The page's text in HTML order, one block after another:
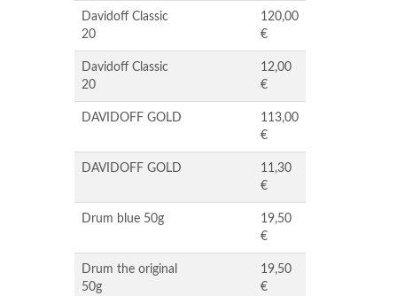
Davidoff Classic
20
120,00
€
Davidoff Classic
20
12,00
€
DAVIDOFF GOLD
113,00
€
DAVIDOFF GOLD
11,30
€
Drum blue 50g
19,50
€
Drum the original
50g
19,50
€